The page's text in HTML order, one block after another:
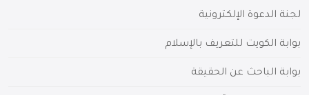
لجنة الدعوة الإلكترونية
بوابة الكويت للتعريف بالإسلام
بوابة الباحث عن الحقيقة